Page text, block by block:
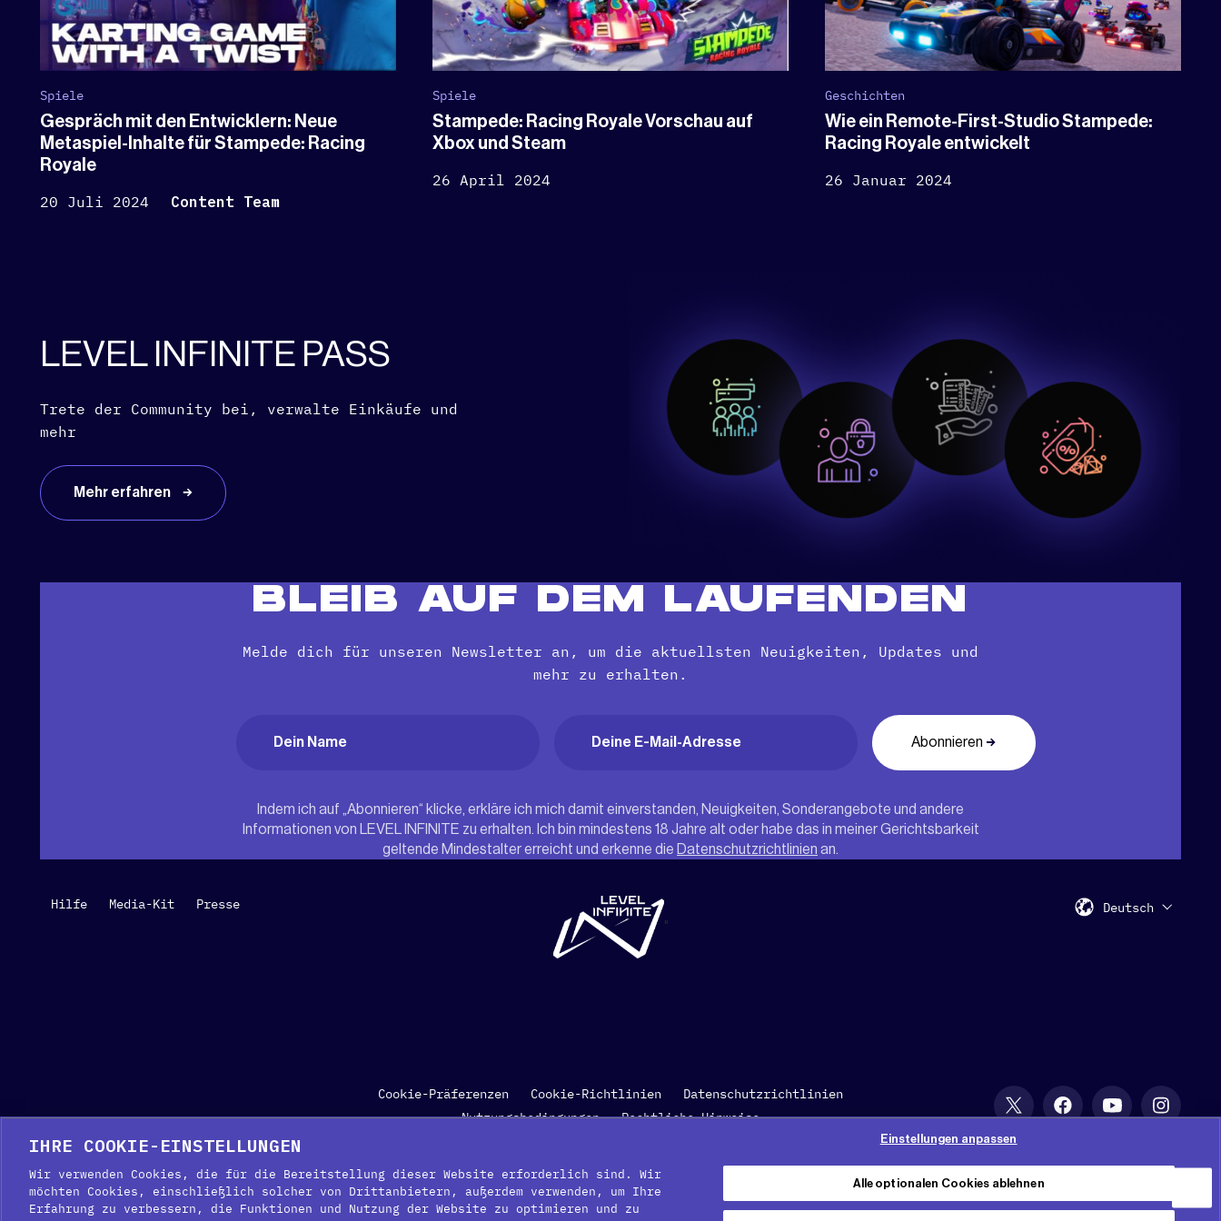
Spiele
Gespräch mit den Entwicklern: Neue
Metaspiel-Inhalte für Stampede: Racing
Royale
20 Juli 2024
Content Team
Spiele
Stampede: Racing Royale Vorschau auf
Xbox und Steam
26 April 2024
Geschichten
Wie ein Remote-First-Studio Stampede:
Racing Royale entwickelt
26 Januar 2024
LEVEL INFINITE PASS
Trete der Community bei, verwalte Einkäufe und
mehr
Mehr erfahren
BLEIB AUF DEM LAUFENDEN
Melde dich für unseren Newsletter an, um die aktuellsten Neuigkeiten, Updates und
mehr zu erhalten.
Indem ich auf „Abonnieren“ klicke, erkläre ich mich damit einverstanden, Neuigkeiten, Sonderangebote und andere
Informationen von LEVEL INFINITE zu erhalten. Ich bin mindestens 18 Jahre alt oder habe das in meiner Gerichtsbarkeit
geltende Mindestalter erreicht und erkenne die Datenschutzrichtlinien an.
Hilfe Media-Kit Presse
"
Deutsch
Cookie-Präferenzen Cookie-Richtlinien
Datenschutzrichtlinien
Nutzungsbedingungen
Rechtliche Hinweise
IHRE COOKIE-EINSTELLUNGEN
Wir verwenden Cookies, die für die Bereitstellung dieser Website erforderlich sind. Wir
möchten Cookies, einschließlich solcher von Drittanbietern, außerdem verwenden, um Ihre
Erfahrung zu verbessern, die Funktionen und Nutzung der Website zu optimieren und zu
Einstellungen anpassen
Alle optionalen Cookies ablehnen